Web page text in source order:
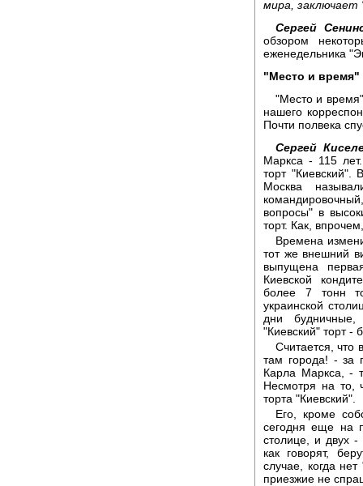
мира, заключает
Сергей
обзором
еженедельника
"Место и время"
"Место и
нашего
Почти полвека
Сергей
Маркса - 115
торт "Киевский".
Москва
вопросы" в
торт. Как,
Времена
тот же внешний
выпущена
Киевской
более 7 тонн
украинской
дни
"Киевский" торт -
Считается, что
там города! - за
Карла Маркса, -
Несмотря на то,
торта "Киевский".
Его, кроме
сегодня еще на
столице, и двух -
как говорят,
случае, когда
приезжие не